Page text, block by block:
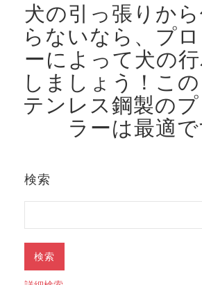
犬の引っ張りか
らないなら、プ
ーによって犬の
しましょう！ こ
テンレス鋼製の
ラーは最適で
検索